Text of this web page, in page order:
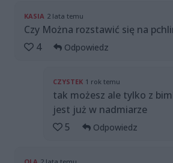
KASIA 2 lata temu
Czy Można rozstawić się na
4
Odpowiedz
CZYSTEK 1 rok temu
tak możesz ale tylko z
jest już w nadmiarze
5
Odpowiedz